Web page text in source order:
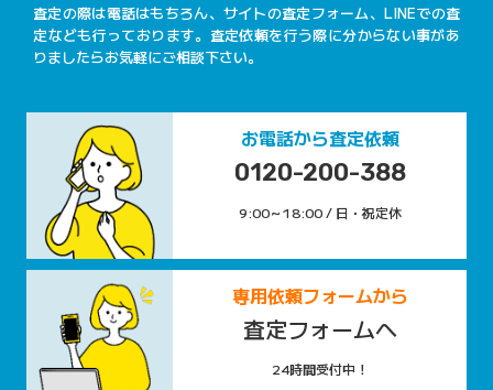
査定の際は電話はもちろん、サイトの査定フォーム、LINEでの査
定なども行っております。査定依頼を行う際に分からない事があ
りましたらお気軽にご相談下さい。
お電話から査定依頼
0120-200-388
9:00～18:00 / 日・祝定休
専用依頼フォームから
査定フォームへ
24時間受付中！